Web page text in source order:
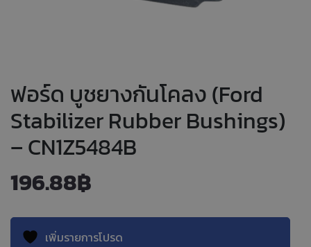
ฟอร์ด บูชยางกันโคลง (Ford
Stabilizer Rubber Bushings)
– CN1Z5484B
196.88฿
เพิ่มรายการโปรด